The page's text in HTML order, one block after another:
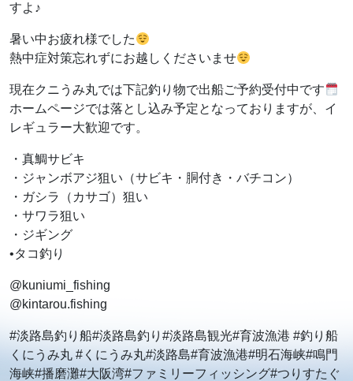
すよ♪
暑い中お疲れ様でした
熱中症対策忘れずにお越しくださいませ
現在クニうみ丸では下記釣り物で出船ご予約受付中です
ホームページでは落とし込み予定となっておりますが、イ
レギュラー大歓迎です。
・真鯛サビキ
・ジャンボアジ狙い（サビキ・胴付き・バチコン）
・ガシラ（カサゴ）狙い
・サワラ狙い
・ジギング
•タコ釣り
@kuniumi_fishing
@kintarou.fishing
#淡路島釣り船#淡路島釣り#淡路島観光#育波漁港 #釣り船
くにうみ丸 #くにうみ丸#淡路島#育波漁港#明石海峡#鳴門
海峡#播磨灘#大阪湾#ファミリーフィッシング#つりすたぐ